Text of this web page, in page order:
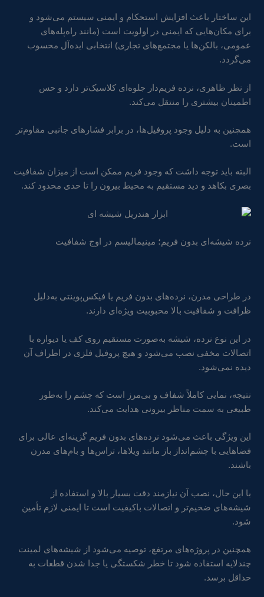
این ساختار باعث افزایش استحکام و ایمنی سیستم می‌شود و
برای مکان‌هایی که ایمنی در اولویت است (مانند راه‌پله‌های
عمومی، بالکن‌ها یا مجتمع‌های تجاری) انتخابی ایده‌آل محسوب
می‌گردد.
از نظر ظاهری، نرده فریم‌دار جلوه‌ای کلاسیک‌تر دارد و حس
اطمینان بیشتری را منتقل می‌کند.
همچنین به دلیل وجود پروفیل‌ها، در برابر فشارهای جانبی مقاوم‌تر
است.
البته باید توجه داشت که وجود فریم ممکن است از میزان شفافیت
بصری بکاهد و دید مستقیم به محیط بیرون را تا حدی محدود کند.
نرده شیشه‌ای بدون فریم؛ مینیمالیسم در اوج شفافیت
در طراحی مدرن، نرده‌های بدون فریم یا فیکس‌پوینتی به‌دلیل
ظرافت و شفافیت بالا محبوبیت ویژه‌ای دارند.
در این نوع نرده، شیشه به‌صورت مستقیم روی کف یا دیواره با
اتصالات مخفی نصب می‌شود و هیچ پروفیل فلزی در اطراف آن
دیده نمی‌شود.
نتیجه، نمایی کاملاً شفاف و بی‌مرز است که چشم را به‌طور
طبیعی به سمت مناظر بیرونی هدایت می‌کند.
این ویژگی باعث می‌شود نرده‌های بدون فریم گزینه‌ای عالی برای
فضاهایی با چشم‌انداز باز مانند ویلاها، تراس‌ها و بام‌های مدرن
باشند.
با این حال، نصب آن نیازمند دقت بسیار بالا و استفاده از
شیشه‌های ضخیم‌تر و اتصالات باکیفیت است تا ایمنی لازم تأمین
شود.
همچنین در پروژه‌های مرتفع، توصیه می‌شود از شیشه‌های لمینت
چندلایه استفاده شود تا خطر شکستگی یا جدا شدن قطعات به
حداقل برسد.